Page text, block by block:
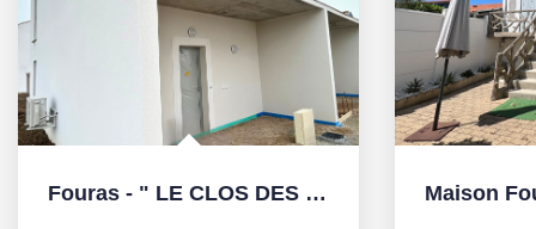
Fouras - " LE CLOS DES LYS " - LOT 7 - T5